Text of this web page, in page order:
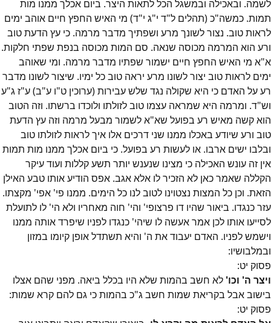
לשמה. ובאכילה ובמשגל הכל לתאות היצר. ביום אכלך ממנו מות
תמות. כמשה"כ (תהלים ל"ד י"ג י"ד) מי האיש החפץ חיים אוהב ימים
לראות טוב. נצור לשונך מרע ושפתיך מדבר מרמה. כי עץ הדעת טוב
ורע הוא המרמה מכוסה שנאה. סם המות מכוסה בנפת שפתי חלקות.
א"א מי האיש החפץ חיים ישמור שפתיו מדבר מרמה. ומי שאוהב
ימים לראות טוב יצור לשונו מרע יראה טוב כל ימיו. שיצור לשונו מדבר
רע על האדם כי היא שקולה נגד שלש עבירות (ערוכין ט"ו ע"ב) ע"ז ג"ע
וש"ד. ומרמה היא שמראה עצמו טוב לזולתו ולוכדו ברשתו. וזה הטוב
הוא קשה מאיש רע בפועל שא"א לשמור מבעל מרמה וזה עץ הדעת
טוב ורע שיודע באכלו ממנו שני דרכים אלו איך לראות לזולתו טוב
ובלבו ישים ארבו. או לעשות רע בפועל. כי ביום אכלך ממנו מות תמות
אין זה עונש האכילה כי מצינו שנענש יותר תשע קללות ועוד עיקר
הקללה שאמר כאן לא הזכיר לו אלא אגב. אפס הודיע אותו טבע האילן
הזאת. וכן כל המצות נצטוינו לטוב לנו כל הימים. ממנו פי' אפי' מקצתו.
עזר כנגדו. ביאור שהיו דו פרצופי' והי' חוה מאחריו ולא הי' לו לתועלת
לסייעו אותו לכן אמר אעשה לו שיהי' כנגדו לפניו שיפרד אותה ממנו
וישמש לפניו. האדם יעבוד את ה' והיא תשתדל אופן קיומו במזון
ובמלבושיו:
פסוק יט:
ויצר ה' וכו' לא חשב בהמות שלא היו בכלל ביאה. מפני שהם אצלו
בישוב אבל בקריאת שמות חשב ג"כ בהמות כי גם להם קרא שמות:
פסוק יט: